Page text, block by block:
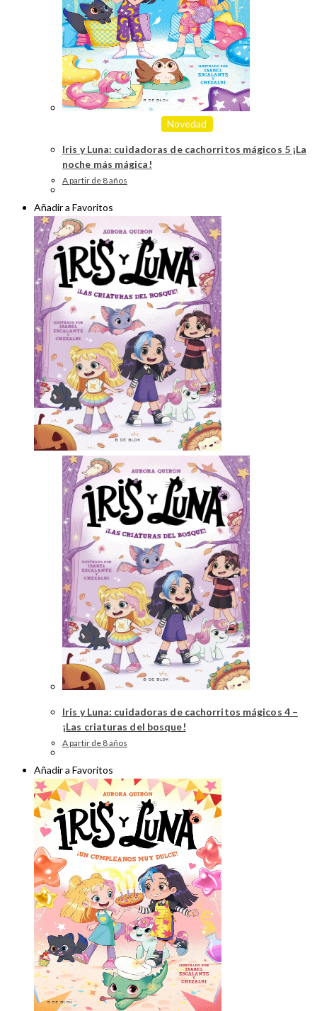
Novedad
Iris y Luna: cuidadoras de cachorritos mágicos 5 ¡La
noche más mágica!
A partir de 8 años
Añadir a Favoritos
Iris y Luna: cuidadoras de cachorritos mágicos 4 –
¡Las criaturas del bosque!
A partir de 8 años
Añadir a Favoritos